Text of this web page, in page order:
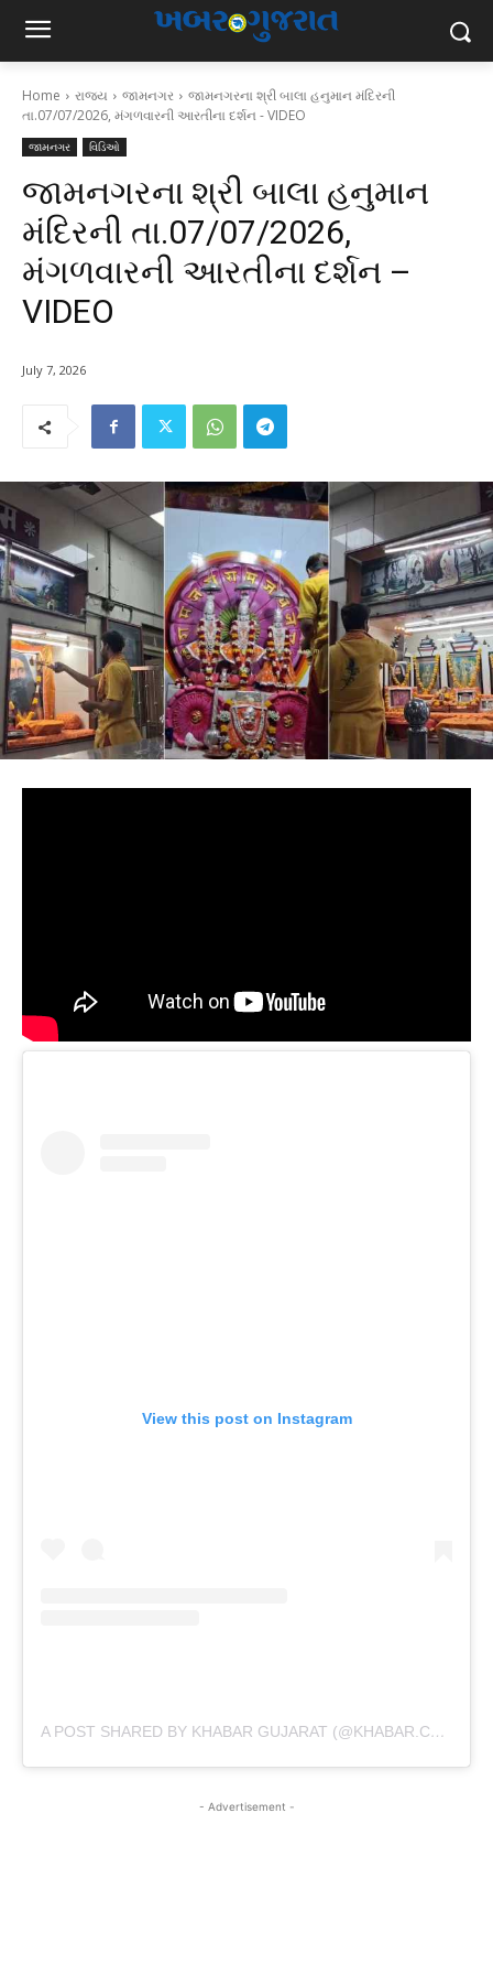
Home રાજ્ય જામનગર
જામનગરના શ્રી બાલા હનુમાન મંદિરની
તા.07/07/2026, મંગળવારની આરતીના દર્શન - VIDEO
જામનગર વિડિઓ
જામનગરના શ્રી બાલા હનુમાન
મંદિરની તા.07/07/2026,
મંગળવારની આરતીના દર્શન –
VIDEO
July 7, 2026
View this post on Instagram
A POST SHARED BY KHABAR GUJARAT (@KHABAR.COMMUNICATION)
- Advertisement -